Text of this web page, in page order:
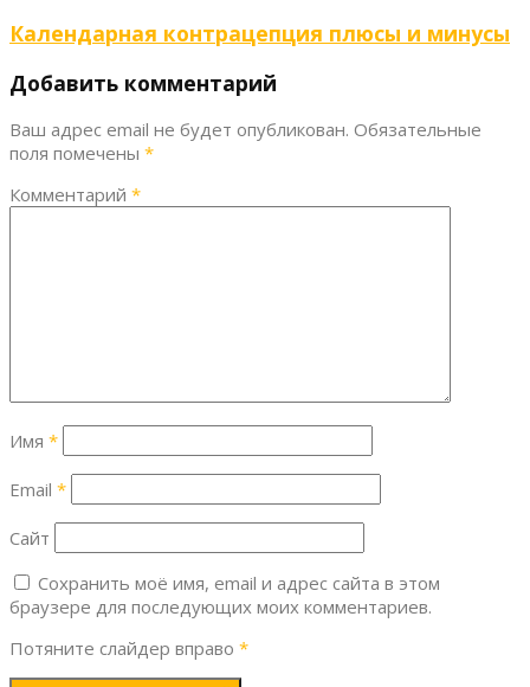
Календарная контрацепция плюсы и минусы
Добавить комментарий
Ваш адрес email не будет опубликован. Обязательные
поля помечены *
Комментарий *
Имя *
Email *
Сайт
Сохранить моё имя, email и адрес сайта в этом
браузере для последующих моих комментариев.
Потяните слайдер вправо *